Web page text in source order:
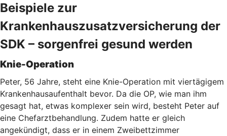
Beispiele zur
Krankenhauszusatzversicherung der
SDK – sorgenfrei gesund werden
Knie-Operation
Peter, 56 Jahre, steht eine Knie-Operation mit viertägigem
Krankenhausaufenthalt bevor. Da die OP, wie man ihm
gesagt hat, etwas komplexer sein wird, besteht Peter auf
eine Chefarztbehandlung. Zudem hatte er gleich
angekündigt, dass er in einem Zweibettzimmer